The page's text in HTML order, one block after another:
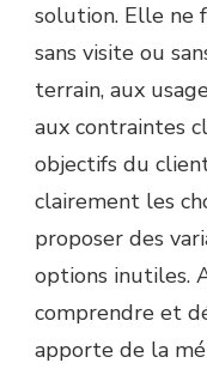
solution. Elle ne
sans visite ou
terrain, aux
aux contraintes
objectifs du
clairement les
proposer des
options inutiles.
comprendre et
apporte de la